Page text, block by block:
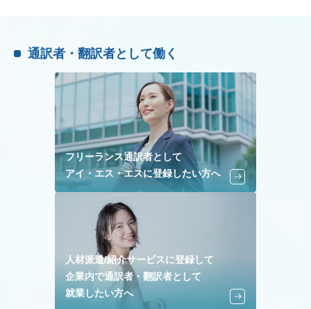
通訳者・翻訳者として働く
フリーランス通訳者として
アイ・エス・エスに登録したい方へ
人材派遣/紹介サービスに登録して
企業内で通訳者・翻訳者として
就業したい方へ